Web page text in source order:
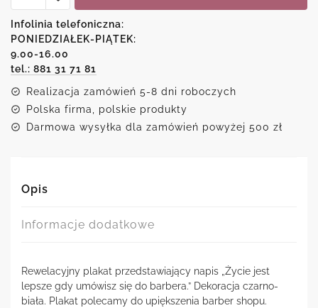
barbera
Infolinia telefoniczna:
PONIEDZIAŁEK-PIĄTEK:
9.00-16.00
tel.: 881 31 71 81
Realizacja zamówień 5-8 dni roboczych
Polska firma, polskie produkty
Darmowa wysyłka dla zamówień powyżej 500 zł
Opis
Informacje dodatkowe
Rewelacyjny plakat przedstawiający napis „Życie jest
lepsze gdy umówisz się do barbera.” Dekoracja czarno-
biała. Plakat polecamy do upiększenia barber shopu.